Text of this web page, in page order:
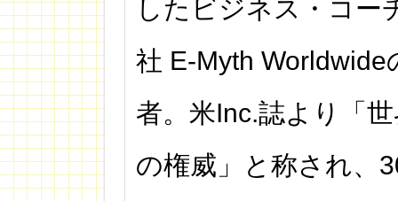
したビジネス・コー
社 E-Myth Worldwide
者。米Inc.誌より「
の権威」と称され、